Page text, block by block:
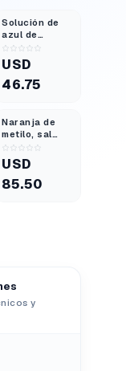
Solución de
azul de
metileno, 1,0 %
acuosa, grado
de laboratorio,
100 mL
USD
46.75
Naranja de
metilo, sal
sódica,
indicador,
polvo, grado
de laboratorio,
USD
85.50
y